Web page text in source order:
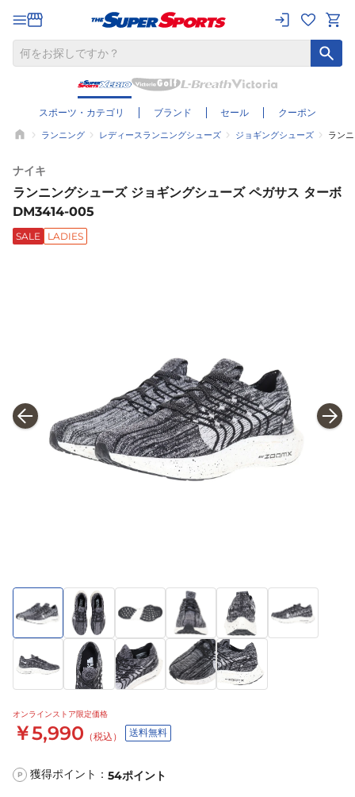
スポーツ・カテゴリ ブランド セール クーポン
ランニング レディースランニングシューズ ジョギングシューズ ラン
ナイキ
ランニングシューズ ジョギングシューズ ペガサス ターボ
DM3414-005
SALE LADIES
オンラインストア限定価格
￥5,990 （税込） 送料無料
P 獲得ポイント： 54ポイント